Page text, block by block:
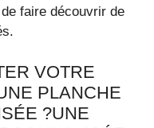
faire découvrir de
VOTRE
PLANCHE
?UNE